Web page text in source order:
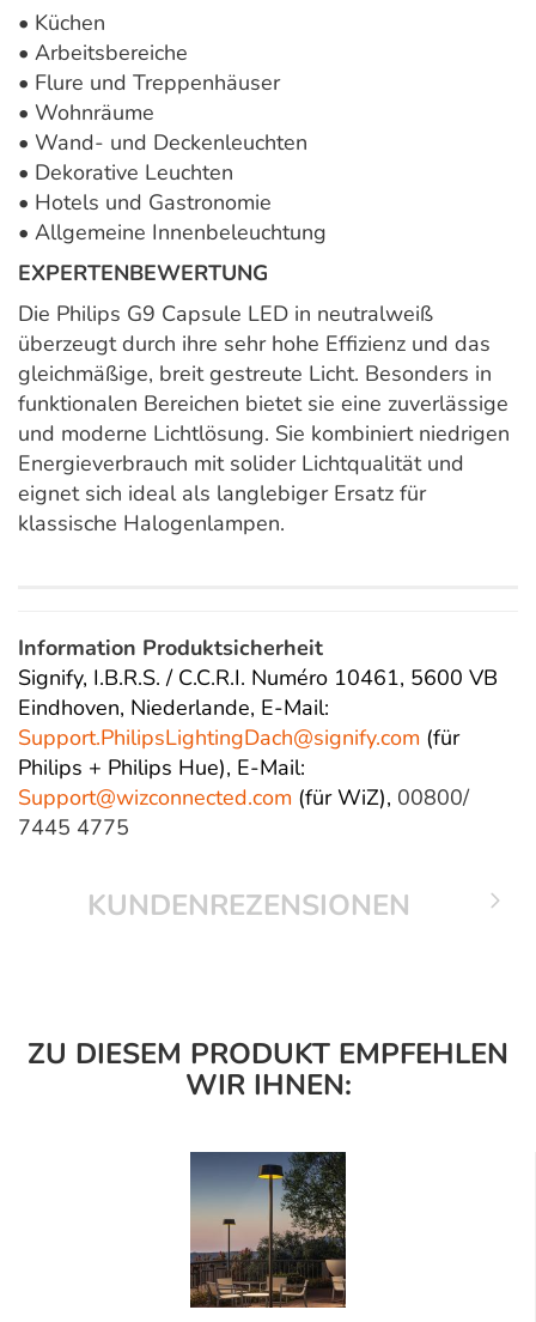
• Küchen
• Arbeitsbereiche
• Flure und Treppenhäuser
• Wohnräume
• Wand- und Deckenleuchten
• Dekorative Leuchten
• Hotels und Gastronomie
• Allgemeine Innenbeleuchtung
EXPERTENBEWERTUNG
Die Philips G9 Capsule LED in neutralweiß
überzeugt durch ihre sehr hohe Effizienz und das
gleichmäßige, breit gestreute Licht. Besonders in
funktionalen Bereichen bietet sie eine zuverlässige
und moderne Lichtlösung. Sie kombiniert niedrigen
Energieverbrauch mit solider Lichtqualität und
eignet sich ideal als langlebiger Ersatz für
klassische Halogenlampen.
Information Produktsicherheit
Signify, I.B.R.S. / C.C.R.I. Numéro 10461, 5600 VB
Eindhoven, Niederlande, E-Mail:
Support.PhilipsLightingDach@signify.com (für
Philips + Philips Hue), E-Mail:
Support@wizconnected.com (für WiZ), 00800/
7445 4775
KUNDENREZENSIONEN
ZU DIESEM PRODUKT EMPFEHLEN
WIR IHNEN: